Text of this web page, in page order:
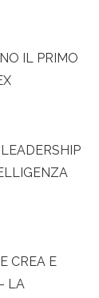
IL PRIMO
CREA E
LA